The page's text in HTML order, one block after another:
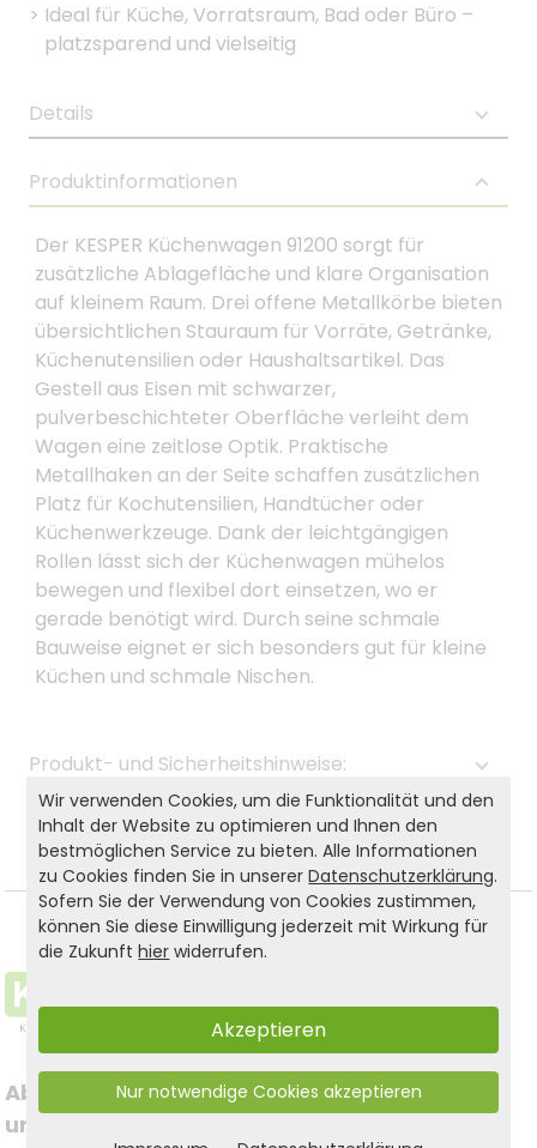
> Ideal für Küche, Vorratsraum, Bad oder Büro –
platzsparend und vielseitig
Details
Produktinformationen
Der KESPER Küchenwagen 91200 sorgt für
zusätzliche Ablagefläche und klare Organisation
auf kleinem Raum. Drei offene Metallkörbe bieten
übersichtlichen Stauraum für Vorräte, Getränke,
Küchenutensilien oder Haushaltsartikel. Das
Gestell aus Eisen mit schwarzer,
pulverbeschichteter Oberfläche verleiht dem
Wagen eine zeitlose Optik. Praktische
Metallhaken an der Seite schaffen zusätzlichen
Platz für Kochutensilien, Handtücher oder
Küchenwerkzeuge. Dank der leichtgängigen
Rollen lässt sich der Küchenwagen mühelos
bewegen und flexibel dort einsetzen, wo er
gerade benötigt wird. Durch seine schmale
Bauweise eignet er sich besonders gut für kleine
Küchen und schmale Nischen.
Produkt- und Sicherheitshinweise:
Zurück zur Liste
Abonnieren Sie jetzt
unseren Newsletter
Folgen Sie uns auf
Wir verwenden Cookies, um die Funktionalität und den
Inhalt der Website zu optimieren und Ihnen den
bestmöglichen Service zu bieten. Alle Informationen
zu Cookies finden Sie in unsererDatenschutzerklärung.
Sofern Sie der Verwendung von Cookies zustimmen,
können Sie diese Einwilligung jederzeit mit Wirkung für
die Zukunfthier widerrufen.
Akzeptieren
Nur notwendige Cookies akzeptieren